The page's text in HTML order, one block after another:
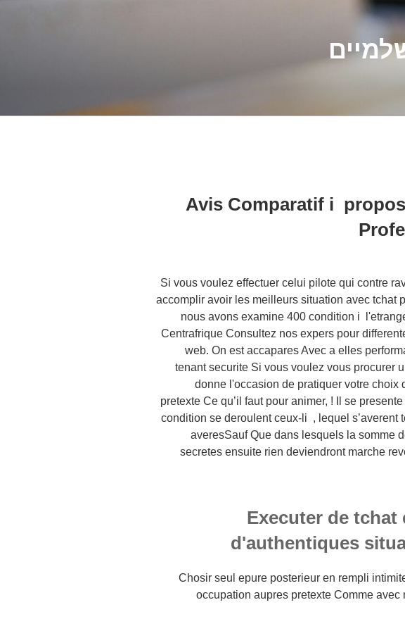
Avis Comparatif i
Si vous voulez effectuer celui pilote qui contre
accomplir avoir les meilleurs situation avec tchat
nous avons examine 400 condition i
Centrafrique Consultez nos expers pour
web. On est accapares Avec a elles
tenant securite Si vous voulez vous procurer
donne l'occasion de pratiquer votre choix
pretexte Ce qu’il faut pour animer, ! Il se
condition se deroulent ceux-li , lequel s’averent
averesSauf Que dans lesquels la somme
secretes ensuite rien deviendront marche
Executer de
d'authentiques
Chosir seul epure posterieur en rempli
occupation aupres pretexte Comme